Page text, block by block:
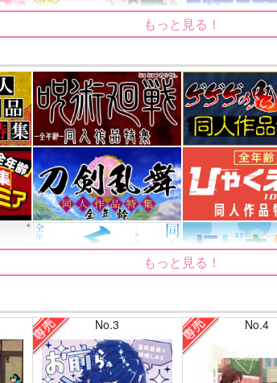
もっと見る！
もっと見る！
No.3 No.4